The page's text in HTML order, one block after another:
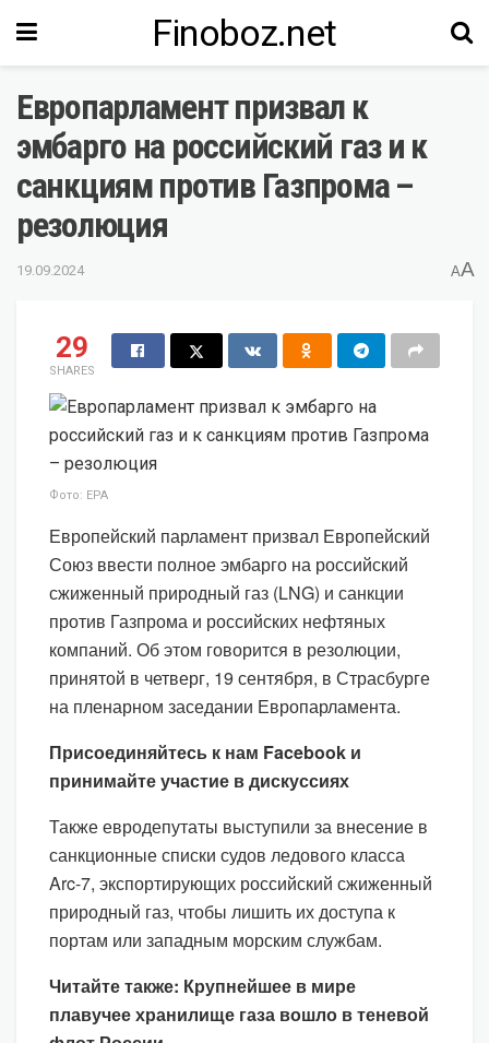
Finoboz.net
Европарламент призвал к
эмбарго на российский газ и к
санкциям против Газпрома –
резолюция
19.09.2024 AA
29
SHARES
Фото: EPA
Европейский парламент призвал Европейский
Союз ввести полное эмбарго на российский
сжиженный природный газ (LNG) и санкции
против Газпрома и российских нефтяных
компаний. Об этом говорится в резолюции,
принятой в четверг, 19 сентября, в Страсбурге
на пленарном заседании Европарламента.
Присоединяйтесь к нам Facebook и
принимайте участие в дискуссиях
Также евродепутаты выступили за внесение в
санкционные списки судов ледового класса
Arc-7, экспортирующих российский сжиженный
природный газ, чтобы лишить их доступа к
портам или западным морским службам.
Читайте также: Крупнейшее в мире
плавучее хранилище газа вошло в теневой